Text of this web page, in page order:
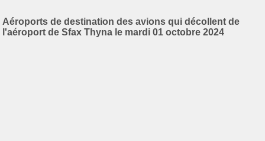
Aéroports de destination des avions qui décollent de
l'aéroport de Sfax Thyna le mardi 01 octobre 2024